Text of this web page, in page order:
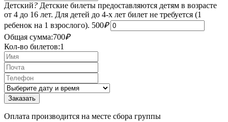
Детский? Детские билеты предоставляются детям в возрасте
от 4 до 16 лет. Для детей до 4-х лет билет не требуется (1
ребенок на 1 взрослого). 500₽
Общая сумма:700₽
Кол-во билетов:1
Оплата производится на месте сбора группы